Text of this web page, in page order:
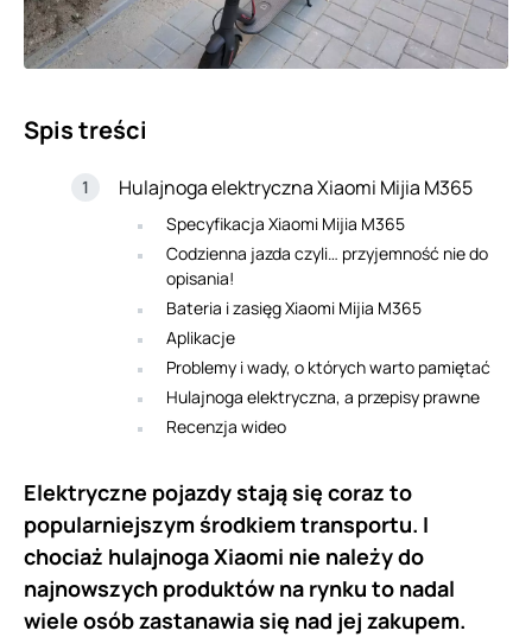
Spis treści
Hulajnoga elektryczna Xiaomi Mijia M365
Specyfikacja Xiaomi Mijia M365
Codzienna jazda czyli… przyjemność nie do
opisania!
Bateria i zasięg Xiaomi Mijia M365
Aplikacje
Problemy i wady, o których warto pamiętać
Hulajnoga elektryczna, a przepisy prawne
Recenzja wideo
Elektryczne pojazdy stają się coraz to
popularniejszym środkiem transportu. I
chociaż hulajnoga Xiaomi nie należy do
najnowszych produktów na rynku to nadal
wiele osób zastanawia się nad jej zakupem.